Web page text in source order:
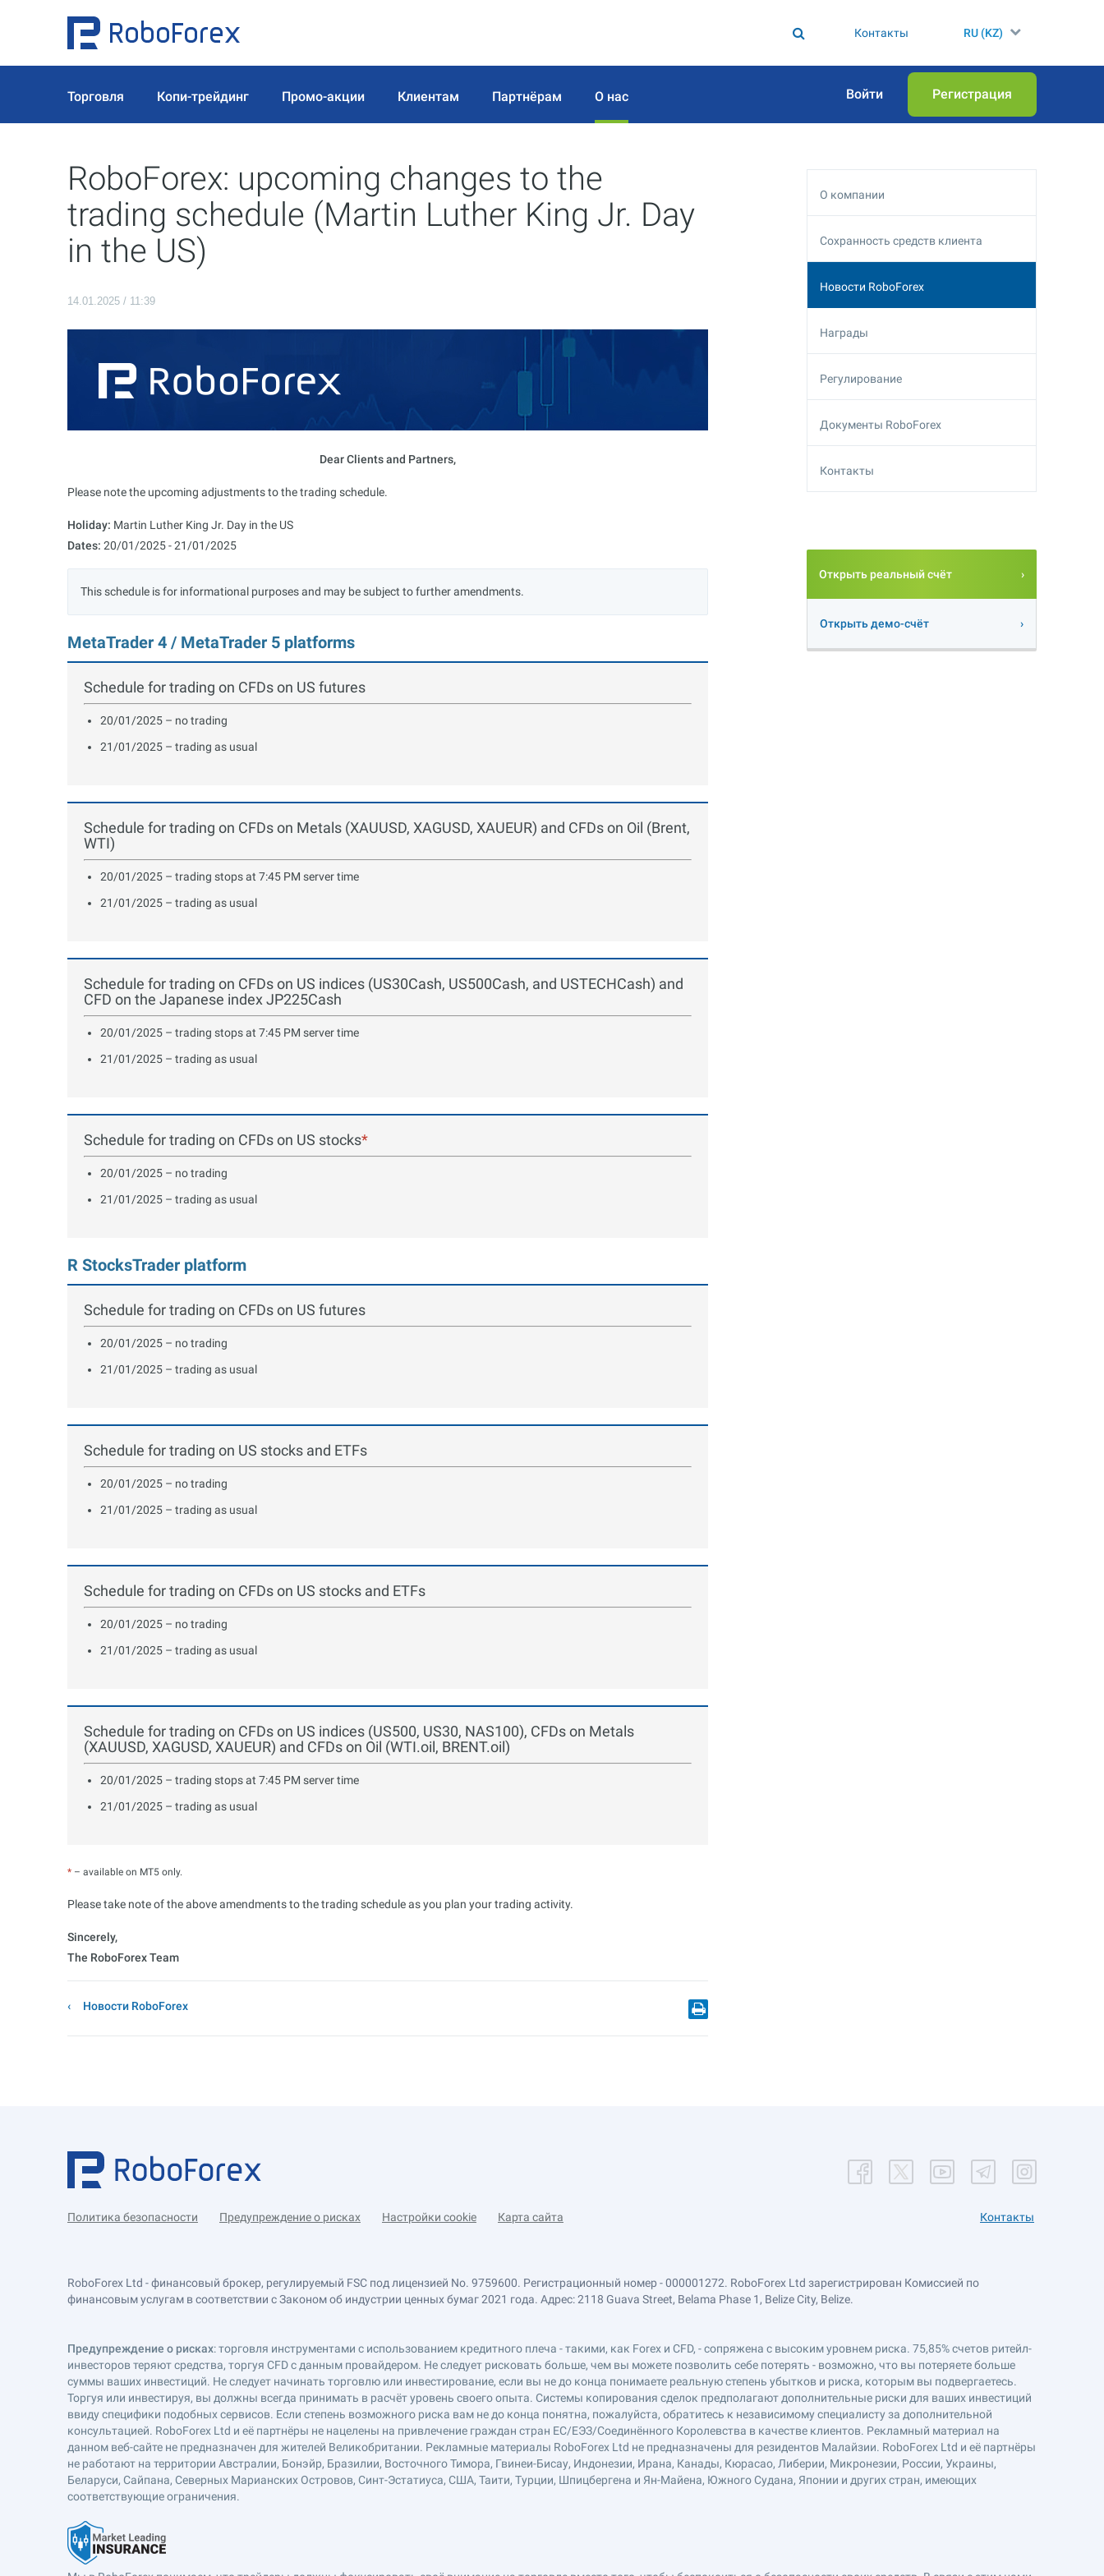
Контакты RU (KZ)
Торговля Копи-трейдинг Промо-акции Клиентам Партнёрам О нас Войти Регистрация
RoboForex: upcoming changes to the
trading schedule (Martin Luther King Jr. Day
in the US)
14.01.2025 / 11:39
Dear Clients and Partners,
Please note the upcoming adjustments to the trading schedule.
Holiday: Martin Luther King Jr. Day in the US
Dates: 20/01/2025 - 21/01/2025
This schedule is for informational purposes and may be subject to further amendments.
MetaTrader 4 / MetaTrader 5 platforms
Schedule for trading on CFDs on US futures
20/01/2025 – no trading
21/01/2025 – trading as usual
Schedule for trading on CFDs on Metals (XAUUSD, XAGUSD, XAUEUR) and CFDs on Oil (Brent,
WTI)
20/01/2025 – trading stops at 7:45 PM server time
21/01/2025 – trading as usual
Schedule for trading on CFDs on US indices (US30Cash, US500Cash, and USTECHCash) and
CFD on the Japanese index JP225Cash
20/01/2025 – trading stops at 7:45 PM server time
21/01/2025 – trading as usual
Schedule for trading on CFDs on US stocks*
20/01/2025 – no trading
21/01/2025 – trading as usual
R StocksTrader platform
Schedule for trading on CFDs on US futures
20/01/2025 – no trading
21/01/2025 – trading as usual
Schedule for trading on US stocks and ETFs
20/01/2025 – no trading
21/01/2025 – trading as usual
Schedule for trading on CFDs on US stocks and ETFs
20/01/2025 – no trading
21/01/2025 – trading as usual
Schedule for trading on CFDs on US indices (US500, US30, NAS100), CFDs on Metals
(XAUUSD, XAGUSD, XAUEUR) and CFDs on Oil (WTI.oil, BRENT.oil)
20/01/2025 – trading stops at 7:45 PM server time
21/01/2025 – trading as usual
* – available on MT5 only.
Please take note of the above amendments to the trading schedule as you plan your trading activity.
Sincerely,
The RoboForex Team
Новости RoboForex
О компании
Сохранность средств клиента
Новости RoboForex
Награды
Регулирование
Документы RoboForex
Контакты
Открыть реальный счёт
Открыть демо-счёт
Политика безопасности Предупреждение о рисках Настройки cookie Карта сайта Контакты
RoboForex Ltd - финансовый брокер, регулируемый FSC под лицензией No. 9759600. Регистрационный номер - 000001272. RoboForex Ltd зарегистрирован Комиссией по
финансовым услугам в соответствии с Законом об индустрии ценных бумаг 2021 года. Адрес: 2118 Guava Street, Belama Phase 1, Belize City, Belize.
Предупреждение о рисках: торговля инструментами с использованием кредитного плеча - такими, как Forex и CFD, - сопряжена с высоким уровнем риска. 75,85% счетов ритейл-
инвесторов теряют средства, торгуя CFD с данным провайдером. Не следует рисковать больше, чем вы можете позволить себе потерять - возможно, что вы потеряете больше
суммы ваших инвестиций. Не следует начинать торговлю или инвестирование, если вы не до конца понимаете реальную степень убытков и риска, которым вы подвергаетесь.
Торгуя или инвестируя, вы должны всегда принимать в расчёт уровень своего опыта. Системы копирования сделок предполагают дополнительные риски для ваших инвестиций
ввиду специфики подобных сервисов. Если степень возможного риска вам не до конца понятна, пожалуйста, обратитесь к независимому специалисту за дополнительной
консультацией. RoboForex Ltd и её партнёры не нацелены на привлечение граждан стран ЕС/ЕЭЗ/Соединённого Королевства в качестве клиентов. Рекламный материал на
данном веб-сайте не предназначен для жителей Великобритании. Рекламные материалы RoboForex Ltd не предназначены для резидентов Малайзии. RoboForex Ltd и её партнёры
не работают на территории Австралии, Бонэйр, Бразилии, Восточного Тимора, Гвинеи-Бисау, Индонезии, Ирана, Канады, Кюрасао, Либерии, Микронезии, России, Украины,
Беларуси, Сайпана, Северных Марианских Островов, Синт-Эстатиуса, США, Таити, Турции, Шпицбергена и Ян-Майена, Южного Судана, Японии и других стран, имеющих
соответствующие ограничения.